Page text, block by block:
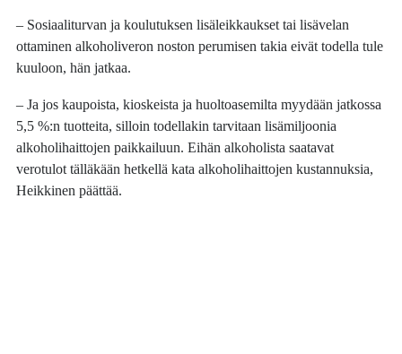
– Sosiaaliturvan ja koulutuksen lisäleikkaukset tai lisävelan
ottaminen alkoholiveron noston perumisen takia eivät todella tule
kuuloon, hän jatkaa.
– Ja jos kaupoista, kioskeista ja huoltoasemilta myydään jatkossa
5,5 %:n tuotteita, silloin todellakin tarvitaan lisämiljoonia
alkoholihaittojen paikkailuun. Eihän alkoholista saatavat
verotulot tälläkään hetkellä kata alkoholihaittojen kustannuksia,
Heikkinen päättää.